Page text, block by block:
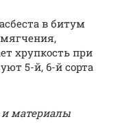
в битум
хрупкость при
5-й, 6-й сорта
и материалы